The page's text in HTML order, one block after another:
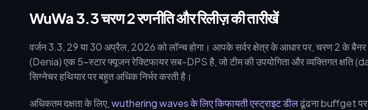
WuWa 3.3 चरण 2 रणनीति और रिलीज़ की तारीखें
वर्जन 3.3, 29 या 30 अप्रैल, 2026 को लॉन्च होगा। आपके सर्वर क्षेत्र के आधार पर, चरण 2 के
(Denia) एक 5-स्टार फ्यूजन रेक्टिफायर सब-DPS है, जो टीम की उपयोगिता और व्यक्तिगत
सिग्नेचर हथियार पर बहुत अधिक निर्भर करती है।
अधिकतम दक्षता के लिए,wuthering waves के लिए किफायती एस्ट्राइट डीलढूंढना buffget पर